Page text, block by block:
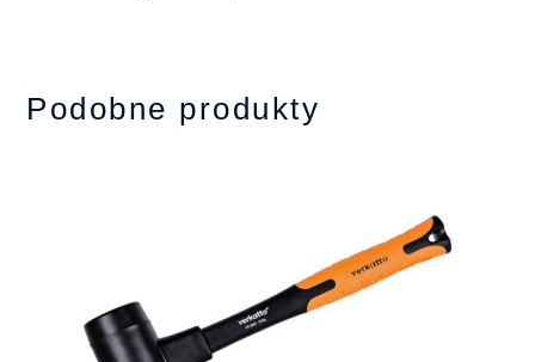
Podobne produkty